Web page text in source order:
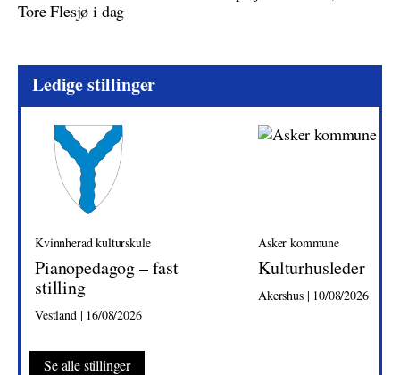
Tore Flesjø i dag
Ledige stillinger
Kvinnherad kulturskule
Pianopedagog – fast
stilling
Vestland | 16/08/2026
Asker kommune
Kulturhusleder
Akershus | 10/08/2026
Se alle stillinger